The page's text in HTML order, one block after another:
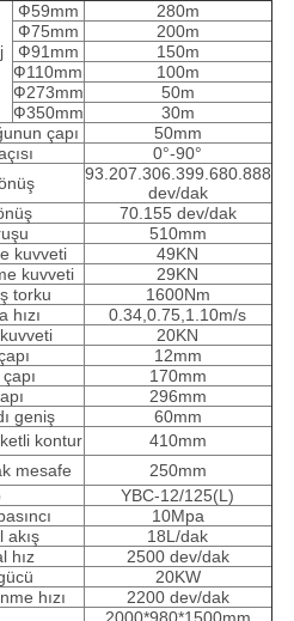
Ф59mm
280m
Ф75mm
200m
Ф91mm
150m
Ф110mm
100m
Ф273mm
50m
Ф350mm
30m
çapı
50mm
0°-90°
93.207.306.399.680.888
dev/dak
70.155 dev/dak
510mm
kuvveti
49KN
kuvveti
29KN
torku
1600Nm
hızı
0.34,0.75,1.10m/s
20KN
12mm
170mm
296mm
geniş
60mm
kontur
410mm
mesafe
250mm
YBC-12/125(L)
10Mpa
akış
18L/dak
hız
2500 dev/dak
20KW
hızı
2200 dev/dak